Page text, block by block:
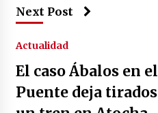
Next Post
Actualidad
El caso Ábalos en
Puente deja